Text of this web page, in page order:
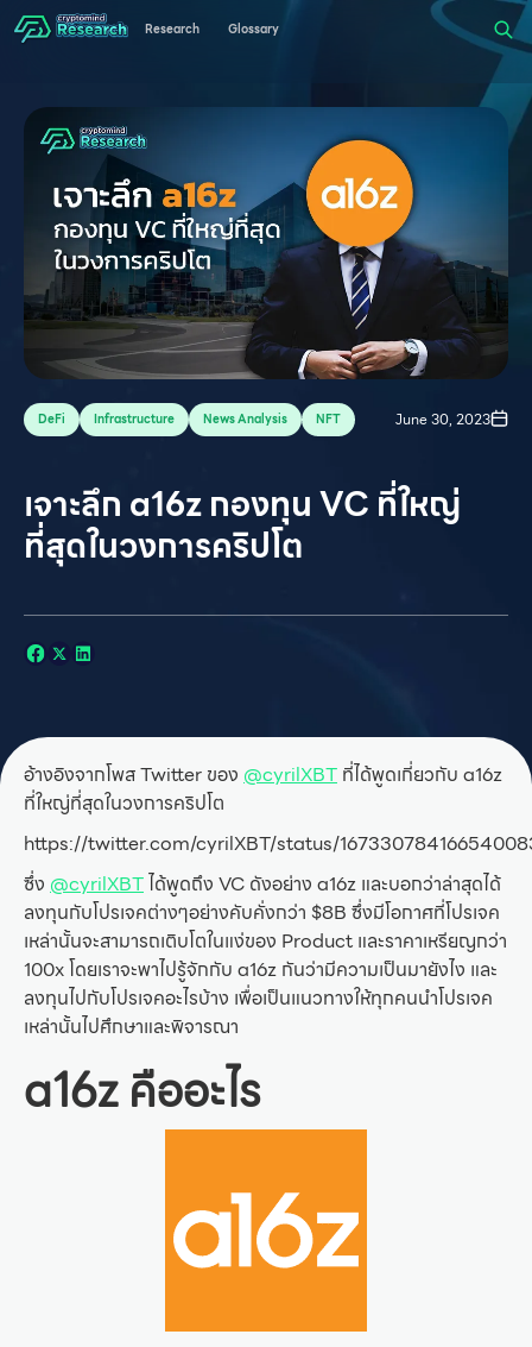
Research Glossary
DeFi Infrastructure News Analysis NFT June 30, 2023
เจาะลึก a16z กองทุน VC ที่ใหญ่
ที่สุดในวงการคริปโต
อ้างอิงจากโพส Twitter ของ @cyrilXBT ที่ได้พูดเกี่ยวกับ a16z
ที่ใหญ่ที่สุดในวงการคริปโต
https://twitter.com/cyrilXBT/status/
ซึ่ง @cyrilXBTได้พูดถึง VC ดังอย่าง a16z และบอกว่าล่าสุดได้
ลงทุนกับโปรเจคต่างๆอย่างคับคั่งกว่า $8B ซึ่งมีโอกาศที่โปรเจค
เหล่านั้นจะสามารถเติบโตในแง่ของ Product และราคาเหรียญกว่า
100x โดยเราจะพาไปรู้จักกับ a16z กันว่ามีความเป็นมายังไง และ
ลงทุนไปกับโปรเจคอะไรบ้าง เพื่อเป็นแนวทางให้ทุกคนนำโปรเจค
เหล่านั้นไปศึกษาและพิจารณา
a16z คืออะไร